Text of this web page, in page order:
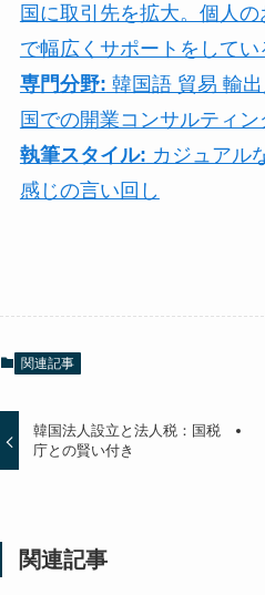
国に取引先を拡大。個人
で幅広くサポートをしてい
専門分野: 韓国語 貿易 輸
国での開業コンサルティン
執筆スタイル: カジュアル
感じの言い回し
関連記事
韓国法人設立と法人税：国税
庁との賢い付き
関連記事